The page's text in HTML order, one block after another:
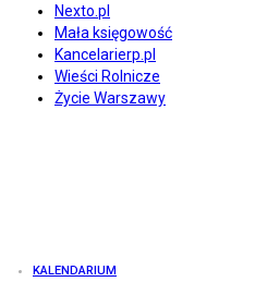
Nexto.pl
Mała księgowość
Kancelarierp.pl
Wieści Rolnicze
Życie Warszawy
KALENDARIUM